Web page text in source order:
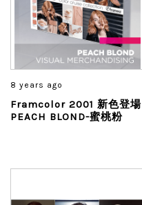
8 years ago
Framcolor 2001 新色登場
PEACH BLOND-蜜桃粉